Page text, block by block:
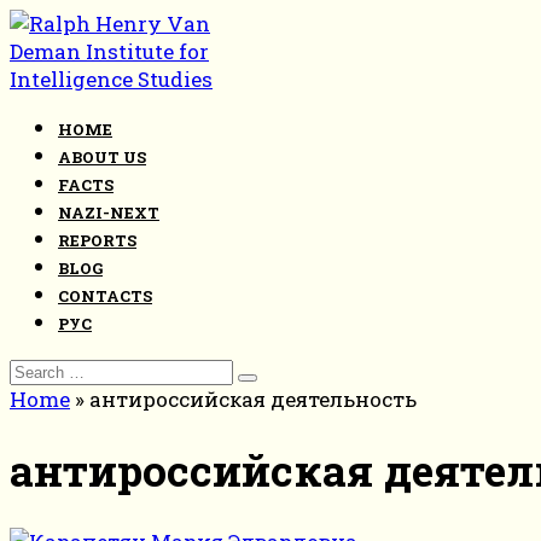
Skip
to
content
HOME
ABOUT US
FACTS
NAZI-NEXT
REPORTS
BLOG
CONTACTS
РУС
Search
for:
Home » антироссийская деятельность
антироссийская